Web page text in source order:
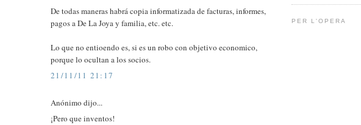
De todas maneras habrá copia informatizada de facturas, informes,
pagos a De La Joya y familia, etc. etc.
Lo que no entioendo es, si es un robo con objetivo economico,
porque lo ocultan a los socios.
21/11/11 21:17
Anónimo dijo...
¡Pero que inventos!
PER L'OPERA